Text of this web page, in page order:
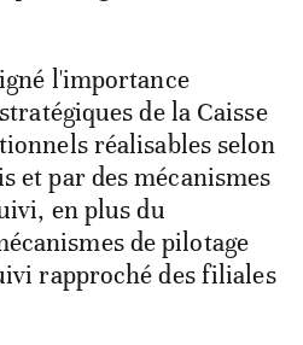
l'importance
de la Caisse
réalisables selon
et par des mécanismes
en plus du
de pilotage
rapproché des filiales